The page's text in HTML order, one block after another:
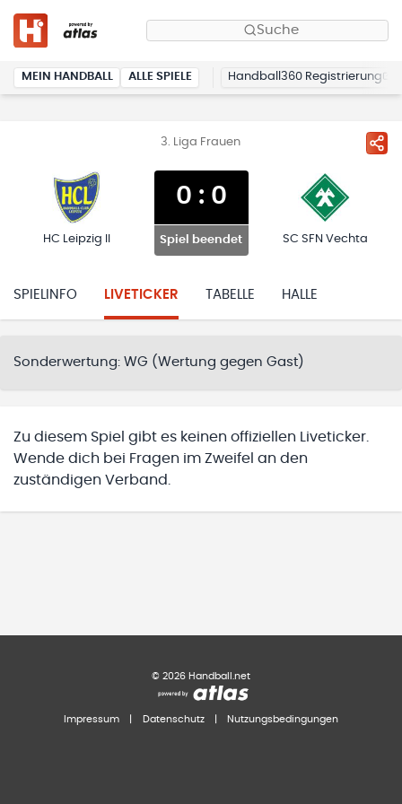
Suche
MEIN HANDBALL ALLE SPIELE Handball360 Registrierung
3. Liga Frauen
HC Leipzig II
0 : 0
Spiel beendet SC SFN Vechta
SPIELINFO LIVETICKER TABELLE HALLE
Sonderwertung: WG (Wertung gegen Gast)
Zu diesem Spiel gibt es keinen offiziellen Liveticker.
Wende dich bei Fragen im Zweifel an den
zuständigen Verband.
© 2026 Handball.net
Impressum Datenschutz Nutzungsbedingungen